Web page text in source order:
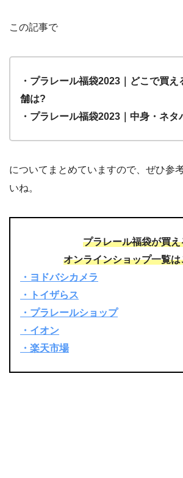
この記事で
・プラレール福袋2023｜どこで買
舗は?
・プラレール福袋2023｜中身・ネタ
についてまとめていますので、ぜひ参
いね。
プラレール福袋が買え
オンラインショップ一覧は
・ヨドバシカメラ
・トイザらス
・プラレールショップ
・イオン
・楽天市場